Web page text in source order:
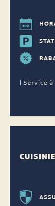
| Service